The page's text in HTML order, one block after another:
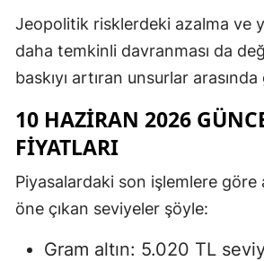
Jeopolitik risklerdeki azalma ve
daha temkinli davranması da
baskıyı artıran unsurlar
10 HAZIRAN 2026
FIYATLARI
Piyasalardaki son işlemlere göre
öne çıkan seviyeler şöyle:
Gram altın: 5.020 TL